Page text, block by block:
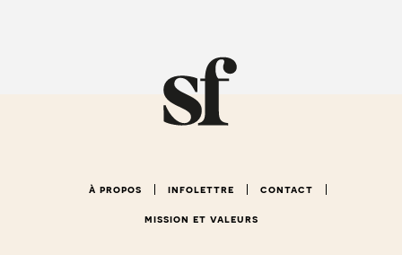
à propos infolettre contact
mission et valeurs